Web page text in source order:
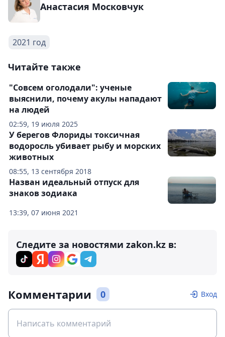
Анастасия Московчук
2021 год
Читайте также
02:59, 19 июля 2025
"Совсем оголодали": ученые
выяснили, почему акулы нападают
на людей
08:55, 13 сентября 2018
У берегов Флориды токсичная
водоросль убивает рыбу и морских
животных
13:39, 07 июня 2021
Назван идеальный отпуск для
знаков зодиака
Следите за новостями zakon.kz в:
Комментарии 0 Вход